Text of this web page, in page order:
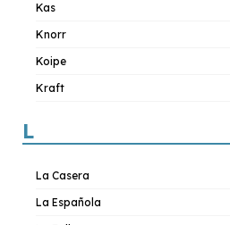
Kas
Knorr
Koipe
Kraft
L
La Casera
La Española